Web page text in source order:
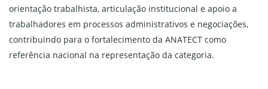
orientação trabalhista, articulação institucional e apoio a
trabalhadores em processos administrativos e negociações,
contribuindo para o fortalecimento da ANATECT como
referência nacional na representação da categoria.